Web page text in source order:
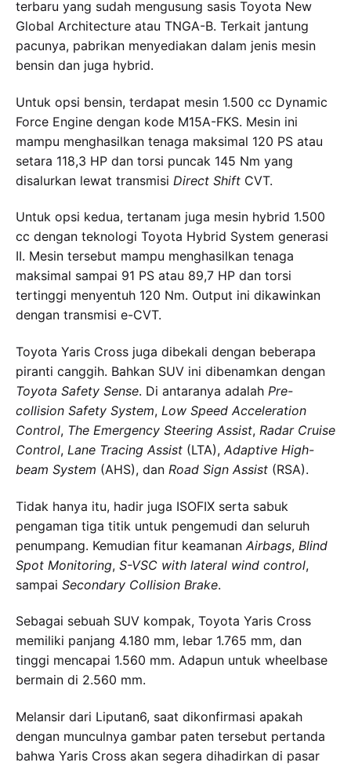
terbaru yang sudah mengusung sasis Toyota New
Global Architecture atau TNGA-B. Terkait jantung
pacunya, pabrikan menyediakan dalam jenis mesin
bensin dan juga hybrid.
Untuk opsi bensin, terdapat mesin 1.500 cc Dynamic
Force Engine dengan kode M15A-FKS. Mesin ini
mampu menghasilkan tenaga maksimal 120 PS atau
setara 118,3 HP dan torsi puncak 145 Nm yang
disalurkan lewat transmisi Direct Shift CVT.
Untuk opsi kedua, tertanam juga mesin hybrid 1.500
cc dengan teknologi Toyota Hybrid System generasi
II. Mesin tersebut mampu menghasilkan tenaga
maksimal sampai 91 PS atau 89,7 HP dan torsi
tertinggi menyentuh 120 Nm. Output ini dikawinkan
dengan transmisi e-CVT.
Toyota Yaris Cross juga dibekali dengan beberapa
piranti canggih. Bahkan SUV ini dibenamkan dengan
Toyota Safety Sense. Di antaranya adalah Pre-
collision Safety System, Low Speed Acceleration
Control, The Emergency Steering Assist, Radar Cruise
Control, Lane Tracing Assist (LTA), Adaptive High-
beam System (AHS), dan Road Sign Assist (RSA).
Tidak hanya itu, hadir juga ISOFIX serta sabuk
pengaman tiga titik untuk pengemudi dan seluruh
penumpang. Kemudian fitur keamanan Airbags, Blind
Spot Monitoring, S-VSC with lateral wind control,
sampai Secondary Collision Brake.
Sebagai sebuah SUV kompak, Toyota Yaris Cross
memiliki panjang 4.180 mm, lebar 1.765 mm, dan
tinggi mencapai 1.560 mm. Adapun untuk wheelbase
bermain di 2.560 mm.
Melansir dari Liputan6, saat dikonfirmasi apakah
dengan munculnya gambar paten tersebut pertanda
bahwa Yaris Cross akan segera dihadirkan di pasar